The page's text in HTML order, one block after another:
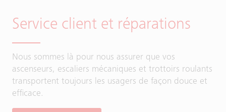
Service client et réparations
Nous sommes là pour nous assurer que vos
ascenseurs, escaliers mécaniques et trottoirs roulants
transportent toujours les usagers de façon douce et
efficace.